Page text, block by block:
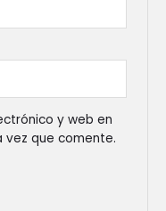
y web en
que comente.